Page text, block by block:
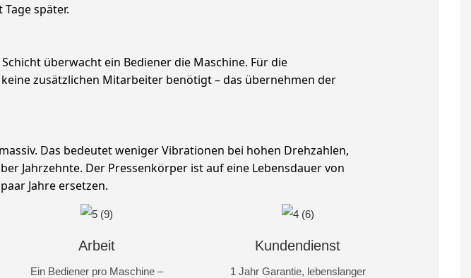
später.
überwacht ein Bediener die Maschine. Für die
zusätzlichen Mitarbeiter benötigt – das übernehmen der
Das bedeutet weniger Vibrationen bei hohen Drehzahlen,
Jahrzehnte. Der Pressenkörper ist auf eine Lebensdauer von
Jahre ersetzen.
Arbeit
Ein Bediener pro Maschine –
Kundendienst
1 Jahr Garantie, lebenslanger